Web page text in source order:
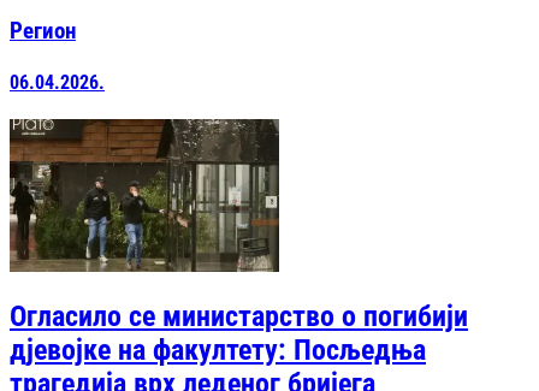
Регион
06.04.2026.
Огласило се министарство о погибији
дјевојке на факултету: Посљедња